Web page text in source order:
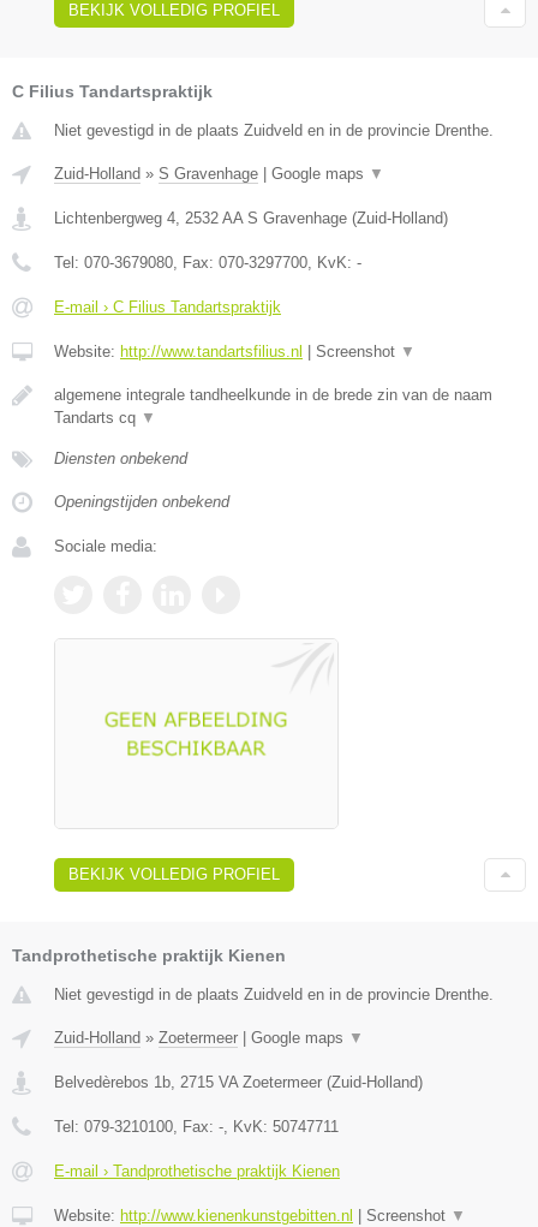
BEKIJK VOLLEDIG PROFIEL
C Filius Tandartspraktijk
Niet gevestigd in de plaats Zuidveld en in de provincie Drenthe.
Zuid-Holland » S Gravenhage Google maps ▼
Lichtenbergweg 4, 2532 AA S Gravenhage (Zuid-Holland)
Tel: 070-3679080, Fax: 070-3297700, KvK: -
E-mail › C Filius Tandartspraktijk
Website: http://www.tandartsfilius.nl Screenshot ▼
algemene integrale tandheelkunde in de brede zin van de naam
Tandarts cq ▼
Diensten onbekend
Openingstijden onbekend
Sociale media:
BEKIJK VOLLEDIG PROFIEL
Tandprothetische praktijk Kienen
Niet gevestigd in de plaats Zuidveld en in de provincie Drenthe.
Zuid-Holland » Zoetermeer Google maps ▼
Belvedèrebos 1b, 2715 VA Zoetermeer (Zuid-Holland)
Tel: 079-3210100, Fax: -, KvK: 50747711
E-mail › Tandprothetische praktijk Kienen
Website: http://www.kienenkunstgebitten.nl Screenshot ▼